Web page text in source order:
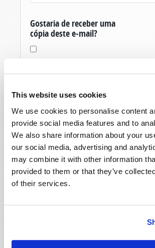
This website uses cookies
We use cookies to personalise content
provide social media features and to
We also share information about your
our social media, advertising and
may combine it with other information
provided to them or that they’ve
of their services.
Gostaria de receber uma
cópia deste e-mail?
Obrigado pela sua pergunta sobre
De Amanhã, produzida pela Igreja
Se você ainda não é um membro, e é
residente dos Estados Unidos, então
mostrar um pouco mais sobre as
ministério por trás deste trabalho,
departamento de correspondência
aproveite o DVD e faremos o